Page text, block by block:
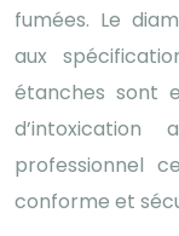
fumées. Le
aux
étanches sont
professionnel
conforme et